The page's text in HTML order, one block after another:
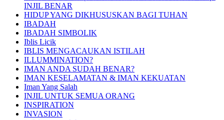
INJIL BENAR
HIDUP YANG DIKHUSUSKAN BAGI TUHAN
IBADAH
IBADAH SIMBOLIK
Iblis Licik
IBLIS MENGACAUKAN ISTILAH
ILLUMMINATION?
IMAN ANDA SUDAH BENAR?
IMAN KESELAMATAN & IMAN KEKUATAN
Iman Yang Salah
INJIL UNTUK SEMUA ORANG
INSPIRATION
INVASION